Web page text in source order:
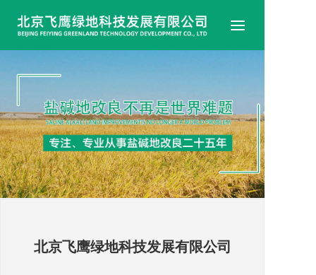
北京飞鹰绿地科技发展有限公司